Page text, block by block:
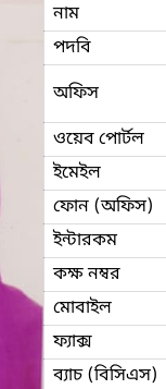
নাম
পদবি
অফিস
ওয়েব পোর্টল
ইমেইল
ফোন (অফিস)
ইন্টারকম
কক্ষ নম্বর
মোবাইল
ফ্যাক্স
ব্যাচ (বিসিএস)